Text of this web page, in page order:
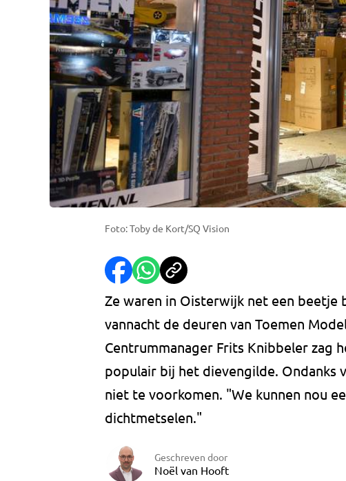
Foto: Toby de Kort/SQ Vision
Ze waren in Oisterwijk net een beetje
vannacht de deuren van Toemen
Centrummanager Frits Knibbeler zag
populair bij het dievengilde. Ondanks
niet te voorkomen. "We kunnen nou
dichtmetselen."
Geschreven door
Noël van Hooft